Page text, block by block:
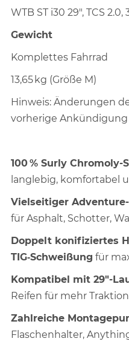
WTB ST i30 29", TCS 2.0,
Gewicht
Komplettes Fahrrad
13,65 kg (Größe M)
Hinweis: Änderungen
vorherige
100 % Surly Chromoly-
langlebig, komfortabel
Vielseitiger
für Asphalt, Schotter,
Doppelt konifiziertes
TIG‑Schweißung für
Kompatibel mit 29"-
Reifen für mehr
Zahlreiche
Flaschenhalter,